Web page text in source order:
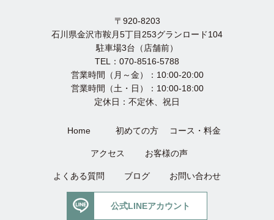
〒920-8203
石川県金沢市鞍月5丁目253グランロード104
駐車場3台（店舗前）
TEL：070-8516-5788
営業時間（月～金）：10:00-20:00
営業時間（土・日）：10:00-18:00
定休日：不定休、祝日
Home 初めての方 コース・料金
アクセス お客様の声
よくある質問 ブログ お問い合わせ
公式LINEアカウント